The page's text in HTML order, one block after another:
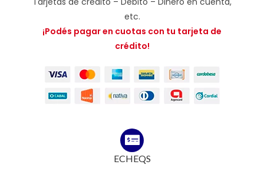
etc.
¡Podés pagar en cuotas con tu tarjeta de
crédito!
ECHEQS